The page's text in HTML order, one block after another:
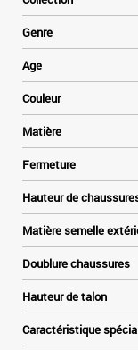
Genre
Age
Couleur
Matière
Fermeture
Hauteur de
Matière semelle
Doublure chaussures
Hauteur de talon
Caractéristique